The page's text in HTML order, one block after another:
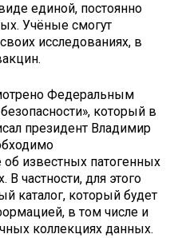
единой, постоянно
Учёные смогут
исследованиях, в
Федеральным
который в
президент Владимир
известных патогенных
В частности, для этого
каталог, который будет
в том числе и
коллекциях данных.